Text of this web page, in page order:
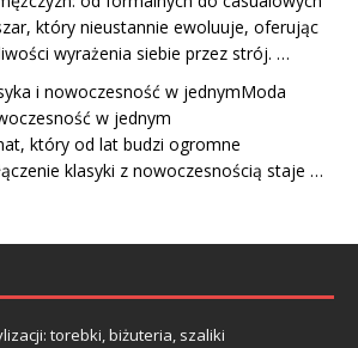
który nieustannie ewoluuje, oferując
wyrażenia siebie przez strój. …
Moda
w jednym
który od lat budzi ogromne
klasyki z nowoczesnością staje …
torebki, biżuteria, szaliki